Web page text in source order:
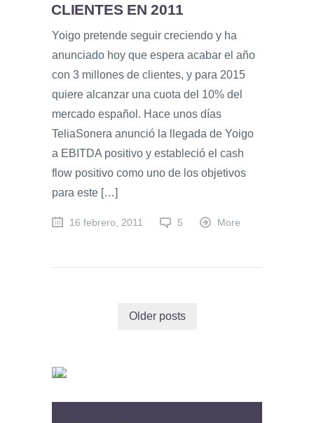
CLIENTES EN 2011
Yoigo pretende seguir creciendo y ha
anunciado hoy que espera acabar el año
con 3 millones de clientes, y para 2015
quiere alcanzar una cuota del 10% del
mercado español. Hace unos días
TeliaSonera anunció la llegada de Yoigo
a EBITDA positivo y estableció el cash
flow positivo como uno de los objetivos
para este […]
16 febrero, 2011 5 More
Older posts